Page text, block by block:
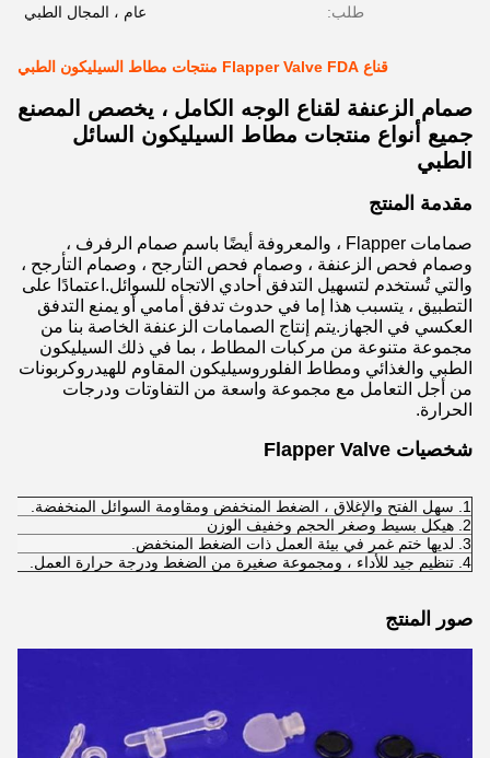
طلب: عام ، المجال الطبي
قناع Flapper Valve FDA منتجات مطاط السيليكون الطبي
صمام الزعنفة لقناع الوجه الكامل ، يخصص المصنع
جميع أنواع منتجات مطاط السيليكون السائل
الطبي
مقدمة المنتج
صمامات Flapper ، والمعروفة أيضًا باسم صمام الرفرف ،
وصمام فحص الزعنفة ، وصمام فحص التأرجح ، وصمام التأرجح ،
والتي تُستخدم لتسهيل التدفق أحادي الاتجاه للسوائل.اعتمادًا على
التطبيق ، يتسبب هذا إما في حدوث تدفق أمامي أو يمنع التدفق
العكسي في الجهاز.يتم إنتاج الصمامات الزعنفة الخاصة بنا من
مجموعة متنوعة من مركبات المطاط ، بما في ذلك السيليكون
الطبي والغذائي ومطاط الفلوروسيليكون المقاوم للهيدروكربونات
من أجل التعامل مع مجموعة واسعة من التفاوتات ودرجات
الحرارة.
شخصيات Flapper Valve
1. سهل الفتح والإغلاق ، الضغط المنخفض ومقاومة السوائل المنخفضة.
2. هيكل بسيط وصغر الحجم وخفيف الوزن
3. لديها ختم غمر في بيئة العمل ذات الضغط المنخفض.
4. تنظيم جيد للأداء ، ومجموعة صغيرة من الضغط ودرجة حرارة العمل.
صور المنتج